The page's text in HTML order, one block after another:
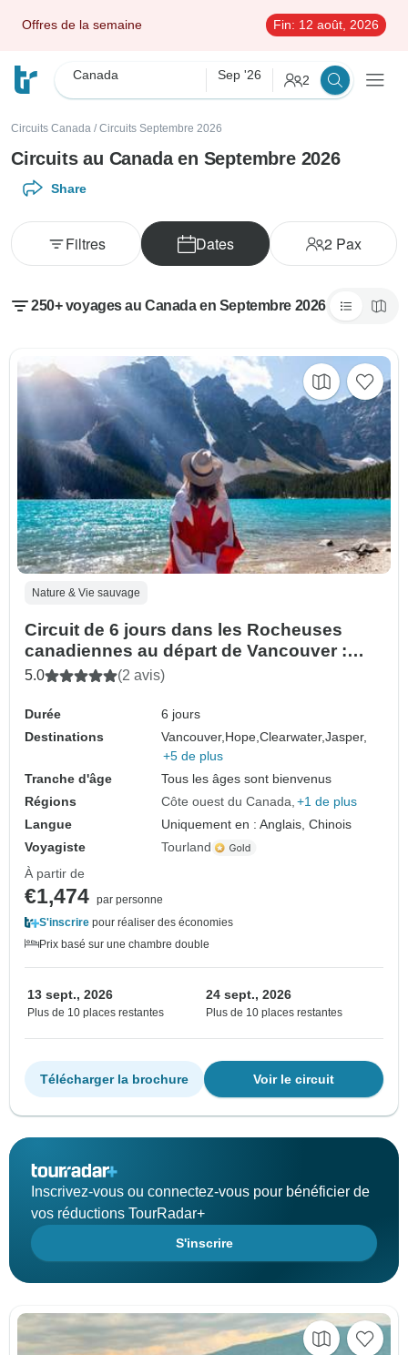
Offres de la semaine Fin: 12 août, 2026
Canada Sep '26 2
Circuits Canada / Circuits Septembre 2026
Circuits au Canada en Septembre 2026
Share
Dates 2Pax
Filtres
250+ voyages au Canada en Septembre 2026
Nature & Vie sauvage
Circuit de 6 jours dans les Rocheuses
canadiennes au départ de Vancouver :
Banff, Jasper, Yoho et les lacs
5.0 (2 avis)
Durée
6 jours
Destinations
Vancouver, Hope,Clearwater,Jasper,
+5 de plus
Tranche d'âge
Tous les âges sont bienvenus
Régions
Côte ouest du Canada +1 de plus
Langue
Uniquement en : Anglais, Chinois
Voyagiste
Tourland
À partir de
€1,474 par personne
S'inscrire pour réaliser des économies
Prix basé sur une chambre double
13 sept., 2026
Plus de 10 places restantes
24 sept., 2026
Plus de 10 places restantes
Voir le circuit
Télécharger la brochure
Inscrivez-vous ou connectez-vous pour bénéficier de
vos réductions TourRadar+
S'inscrire